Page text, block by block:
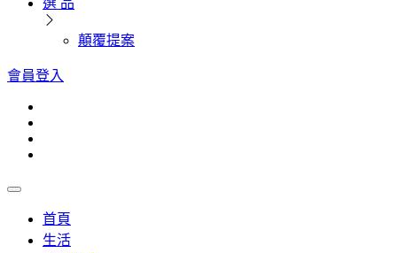
選 品
顛覆提案
會員登入
首頁
生活